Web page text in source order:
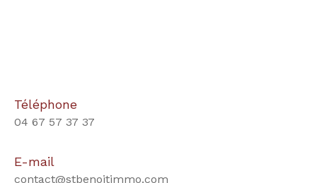
Téléphone
04 67 57 37 37
E-mail
contact@stbenoitimmo.com